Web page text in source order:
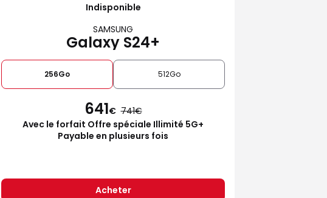
Indisponible
SAMSUNG
Galaxy S24+
256Go 512Go
641€ 741
Avec le forfait Offre spéciale Illimité 5G+
Payable en plusieurs fois
Acheter